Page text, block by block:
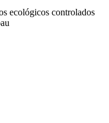
ecológicos controlados